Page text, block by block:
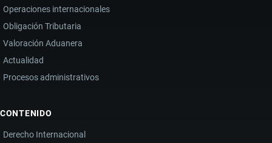
Operaciones internacionales
Obligación Tributaria
Valoración Aduanera
Actualidad
Procesos administrativos
CONTENIDO
Derecho Internacional